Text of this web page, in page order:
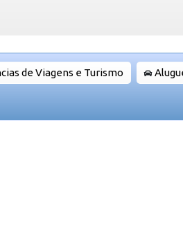
de Viagens e Turismo